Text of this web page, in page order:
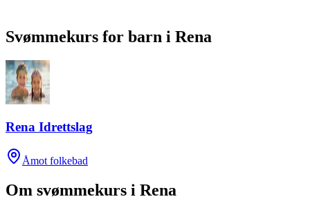
Svømmekurs for barn i Rena
Rena Idrettslag
Åmot folkebad
Om svømmekurs i Rena